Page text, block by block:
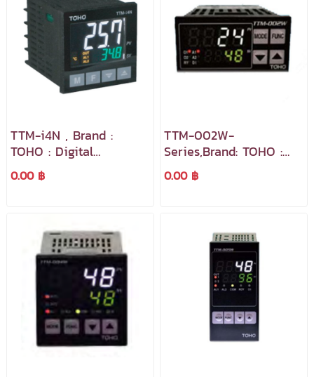
TTM-i4N , Brand :
TOHO : Digital
Temperature Controller
เครื่องควบคุมอุณหภูมิและ
0.00 ฿
TTM-002W-
Series,Brand: TOHO :
Digital Temperature
Controller
0.00 ฿